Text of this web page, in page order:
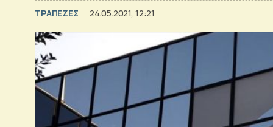
ΤΡΑΠΕΖΕΣ 24.05.2021, 12:21